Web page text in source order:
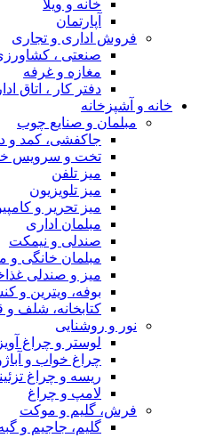
خانه و ویلا
آپارتمان
فروش اداری و تجاری
صنعتی ،
مغازه و غرفه
دفتر کار ، اتاق
خانه و آشپزخانه
مبلمان و صنایع چوب
جاکفشی، کمد و
تخت و سرویس
میز تلفن
میز تلویزیون
میز تحریر و
مبلمان اداری
صندلی و نیمکت
مبلمان خانگی و
میز و صندلی
بوفه، ویترین و
کتابخانه، شلف
نور و روشنایی
لوستر و چراغ آویز
چراغ خواب و
ریسه و چراغ
لامپ و چراغ
فرش، گلیم و موکت
گلیم، جاجیم و